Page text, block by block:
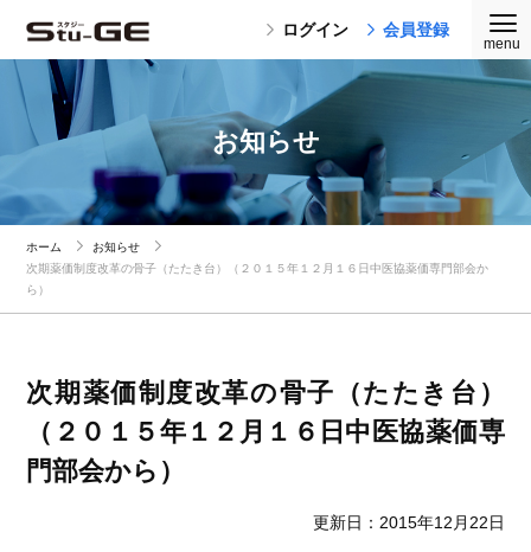
ログイン 会員登録
お知らせ
ホーム
お知らせ
次期薬価制度改革の骨子（たたき台）（２０１５年１２月１６日中医協薬価専門部会か
ら）
次期薬価制度改革の骨子（たたき台）
（２０１５年１２月１６日中医協薬価専
門部会から）
更新日：2015年12月22日